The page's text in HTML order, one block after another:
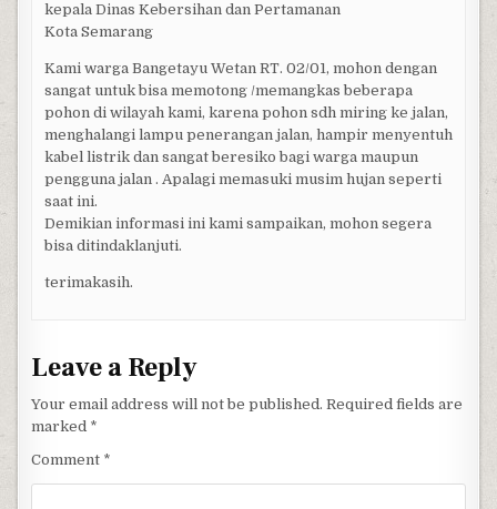
kepala Dinas Kebersihan dan Pertamanan
Kota Semarang
Kami warga Bangetayu Wetan RT. 02/01, mohon dengan
sangat untuk bisa memotong /memangkas beberapa
pohon di wilayah kami, karena pohon sdh miring ke jalan,
menghalangi lampu penerangan jalan, hampir menyentuh
kabel listrik dan sangat beresiko bagi warga maupun
pengguna jalan . Apalagi memasuki musim hujan seperti
saat ini.
Demikian informasi ini kami sampaikan, mohon segera
bisa ditindaklanjuti.
terimakasih.
Leave a Reply
Your email address will not be published. Required fields are
marked *
Comment *